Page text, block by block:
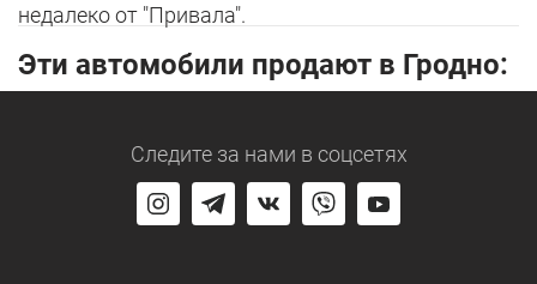
недалеко от "Привала".
Эти автомобили продают в Гродно:
Следите за нами в соцсетях